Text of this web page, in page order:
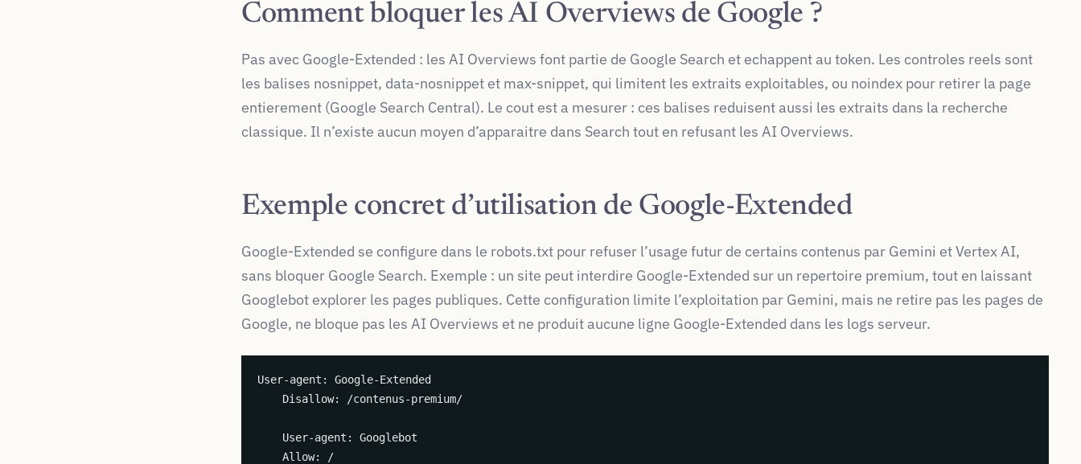
Comment bloquer les AI Overviews de Google ?
Pas avec Google-Extended : les AI Overviews font partie de Google Search et echappent au token. Les controles reels sont
les balises nosnippet, data-nosnippet et max-snippet, qui limitent les extraits exploitables, ou noindex pour retirer la page
entierement (Google Search Central). Le cout est a mesurer : ces balises reduisent aussi les extraits dans la recherche
classique. Il n’existe aucun moyen d’apparaitre dans Search tout en refusant les AI Overviews.
Exemple concret d’utilisation de Google-Extended
Google-Extended se configure dans le robots.txt pour refuser l’usage futur de certains contenus par Gemini et Vertex AI,
sans bloquer Google Search. Exemple : un site peut interdire Google-Extended sur un repertoire premium, tout en laissant
Googlebot explorer les pages publiques. Cette configuration limite l’exploitation par Gemini, mais ne retire pas les pages de
Google, ne bloque pas les AI Overviews et ne produit aucune ligne Google-Extended dans les logs serveur.
User-agent: Google-Extended
Disallow: /contenus-premium/
User-agent: Googlebot
Allow: /